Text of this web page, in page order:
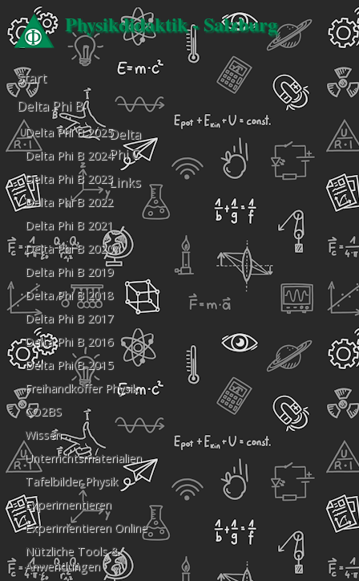
Physikdidaktik - Salzburg
Start
Delta Phi B
Delta Phi B 2025
Delta Phi B 2024
Delta Phi B 2023
Delta Phi B 2022
Delta Phi B 2021
Delta Phi B 2020
Delta Phi B 2019
Delta Phi B 2018
Delta Phi B 2017
Delta Phi B 2016
Delta Phi B 2015
Delta
Phi C
Freihandkoffer Physik
CO2BS
Links
Wissen
Unterrichtsmaterialien
Tafelbilder Physik
Experimentieren
Experimentieren Online
Nützliche Tools &
Anwendungen